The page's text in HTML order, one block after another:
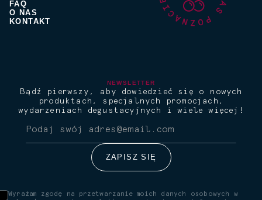
FAQ
O NAS
KONTAKT
NEWSLETTER
Bądź pierwszy, aby dowiedzieć się o nowych
produktach, specjalnych promocjach,
wydarzeniach degustacyjnych i wiele więcej!
Wyrażam zgodę na przetwarzanie moich danych osobowych w